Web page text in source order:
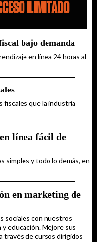
ILIMITADO
bajo demanda
en línea 24 horas al
fiscales que la industria
línea fácil de
simples y todo lo demás, en
en marketing de
sociales con nuestros
educación. Mejore sus
través de cursos dirigidos